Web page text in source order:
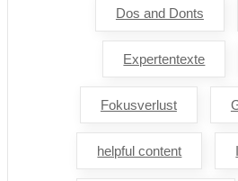
Dos and Donts
Expertentexte
Fokusverlust
helpful content